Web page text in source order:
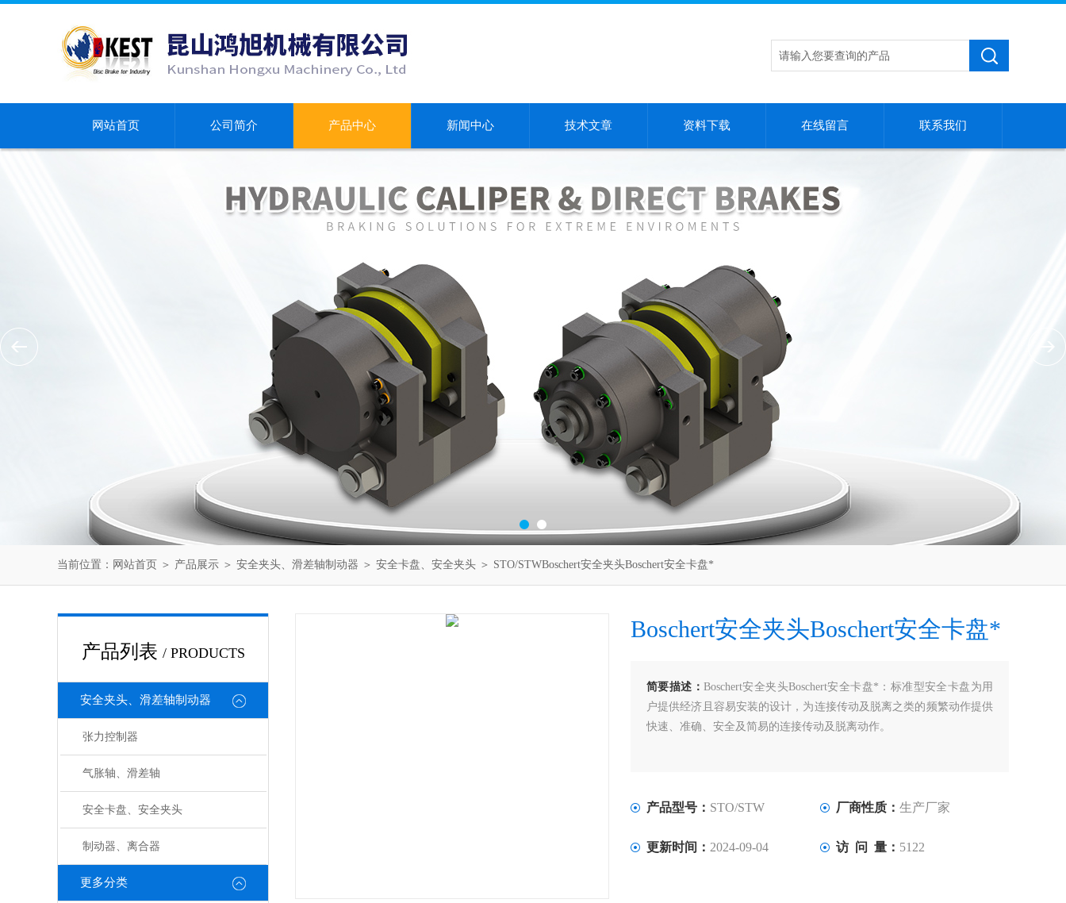
网站首页 公司简介 产品中心 新闻中心 技术文章 资料下载 在线留言 联系我们
当前位置： 网站首页 ＞ 产品展示 ＞ 安全夹头、滑差轴制动器 ＞ 安全卡盘、安全夹头 ＞ STO/STWBoschert安全夹头Boschert安全卡盘*
产品列表 / PRODUCTS
安全夹头、滑差轴制动器
张力控制器
气胀轴、滑差轴
安全卡盘、安全夹头
制动器、离合器
更多分类
Boschert安全夹头Boschert安全卡盘*
简要描述： Boschert安全夹头Boschert安全卡盘*：标准型安全卡盘为用
户提供经济且容易安装的设计，为连接传动及脱离之类的频繁动作提供
快速、准确、安全及简易的连接传动及脱离动作。
产品型号： STO/STW 厂商性质： 生产厂家
更新时间： 2024-09-04 访 问 量： 5122